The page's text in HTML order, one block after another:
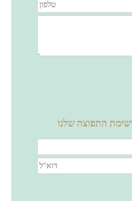
התפוצה שלנו